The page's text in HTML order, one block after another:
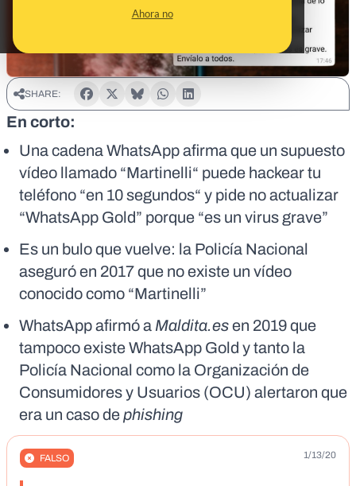
Ahora no
SHARE:
En corto:
Una cadena WhatsApp afirma que un supuesto
vídeo llamado “Martinelli“ puede hackear tu
teléfono “en 10 segundos“ y pide no actualizar
“WhatsApp Gold” porque “es un virus grave”
Es un bulo que vuelve: la Policía Nacional
aseguró en 2017 que no existe un vídeo
conocido como “Martinelli”
WhatsApp afirmó a Maldita.esen 2019 que
tampoco existe WhatsApp Gold y tanto la
Policía Nacional como la Organización de
Consumidores y Usuarios (OCU) alertaron que
era un caso dephishing
FALSO 1/13/20